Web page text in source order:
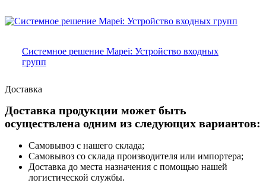
Системное решение Mapei: Устройство входных
групп
Доставка
Доставка продукции может быть
осуществлена одним из следующих вариантов:
Самовывоз с нашего склада;
Самовывоз со склада производителя или импортера;
Доставка до места назначения с помощью нашей
логистической службы.